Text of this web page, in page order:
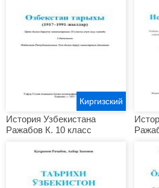
История Узбекистана
Ражабов К. 10 класс
Киргизский